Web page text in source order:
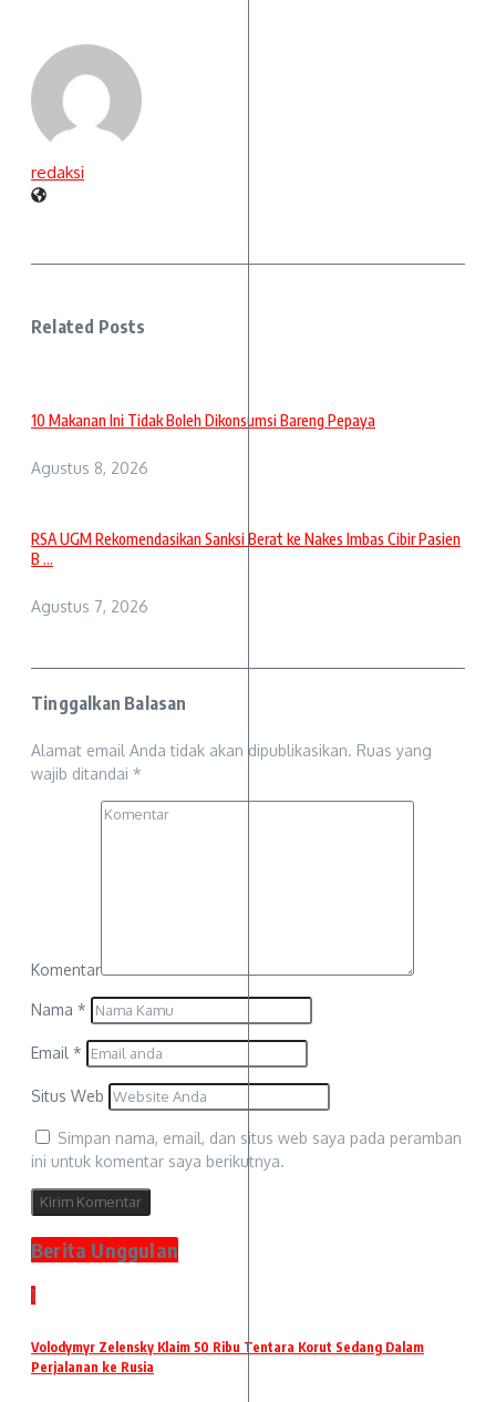
redaksi
Related Posts
10 Makanan Ini Tidak Boleh Dikonsumsi Bareng Pepaya
Agustus 8, 2026
RSA UGM Rekomendasikan Sanksi Berat ke Nakes Imbas Cibir Pasien
B ...
Agustus 7, 2026
Tinggalkan Balasan
Alamat email Anda tidak akan dipublikasikan. Ruas yang
wajib ditandai *
Komentar
Nama *
Email *
Situs Web
Simpan nama, email, dan situs web saya pada peramban
ini untuk komentar saya berikutnya.
Berita Unggulan
1
Volodymyr Zelensky Klaim 50 Ribu Tentara Korut Sedang Dalam
Perjalanan ke Rusia